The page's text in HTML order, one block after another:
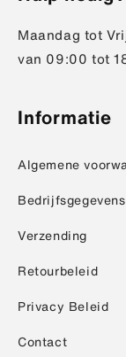
Maandag tot
van 09:00 tot
Informatie
Algemene
Bedrijfsgegevens
Verzending
Retourbeleid
Privacy Beleid
Contact